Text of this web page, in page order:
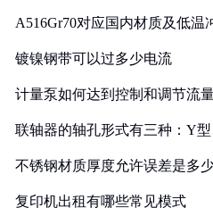
A516Gr70对应国内材质及低温
镀镍钢带可以过多少电流
计量泵如何达到控制和调节流
联轴器的轴孔形式有三种：Y
不锈钢材质厚度允许误差是多
复印机出租有哪些常见模式